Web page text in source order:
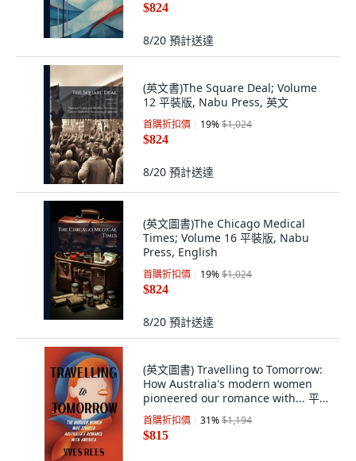
$824
8/20 預計送達
(英文書)The Square Deal; Volume
12 平裝版, Nabu Press, 英文
首購折扣價 19%$1,024
$824
8/20 預計送達
(英文圖書)The Chicago Medical
Times; Volume 16 平裝版, Nabu
Press, English
首購折扣價 19%$1,024
$824
8/20 預計送達
(英文圖書) Travelling to Tomorrow:
How Australia's modern women
pioneered our romance with... 平裝
版, Newsouth Pub., 英文
首購折扣價 31%$1,194
$815